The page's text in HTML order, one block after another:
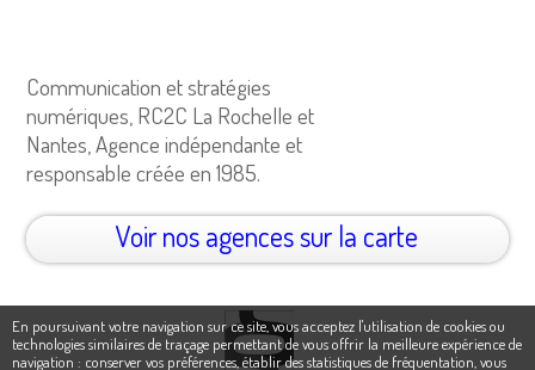
Communication et stratégies
numériques, RC2C La Rochelle et
Nantes, Agence indépendante et
responsable créée en 1985.
Voir nos agences sur la carte
En poursuivant votre navigation sur ce site, vous acceptez l'utilisation de cookies ou
technologies similaires de traçage permettant de vous offrir la meilleure expérience de
navigation : conserver vos préférences, établir des statistiques de fréquentation, vous